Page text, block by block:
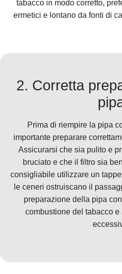
tabacco in modo corretto,
ermetici e lontano da fonti di
2. Corretta
Prima di riempire la pipa
importante preparare
Assicurarsi che sia pulito e
bruciato e che il filtro sia
consigliabile utilizzare un
le ceneri ostruiscano il
preparazione della pipa
combustione del tabacco